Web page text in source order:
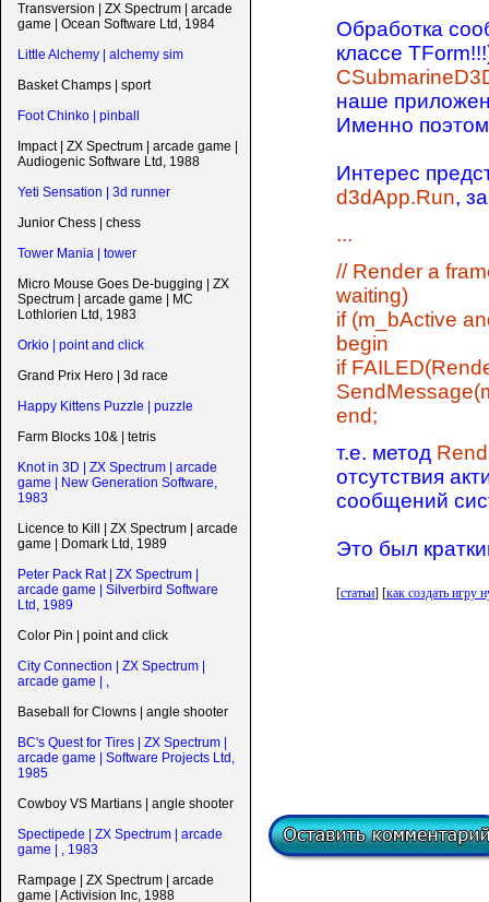
Transversion | ZX Spectrum | arcade
game | Ocean Software Ltd, 1984
Little Alchemy | alchemy sim
Basket Champs | sport
Foot Chinko | pinball
Impact | ZX Spectrum | arcade game |
Audiogenic Software Ltd, 1988
Yeti Sensation | 3d runner
Junior Chess | chess
Tower Mania | tower
Micro Mouse Goes De-bugging | ZX
Spectrum | arcade game | MC
Lothlorien Ltd, 1983
Orkio | point and click
Grand Prix Hero | 3d race
Happy Kittens Puzzle | puzzle
Farm Blocks 10& | tetris
Knot in 3D | ZX Spectrum | arcade
game | New Generation Software,
1983
Licence to Kill | ZX Spectrum | arcade
game | Domark Ltd, 1989
Peter Pack Rat | ZX Spectrum |
arcade game | Silverbird Software
Ltd, 1989
Color Pin | point and click
City Connection | ZX Spectrum |
arcade game | ,
Baseball for Clowns | angle shooter
BC's Quest for Tires | ZX Spectrum |
arcade game | Software Projects Ltd,
1985
Cowboy VS Martians | angle shooter
Spectipede | ZX Spectrum | arcade
game | , 1983
Rampage | ZX Spectrum | arcade
game | Activision Inc, 1988
Обработка
классе
наше
Именно
Интерес
d3dApp.Run,
...
// Render a
waiting)
if (m_bActive
begin
if
end;
т.е. метод
отсутствия
сообщений
Это был
[статьи] [как создать игру